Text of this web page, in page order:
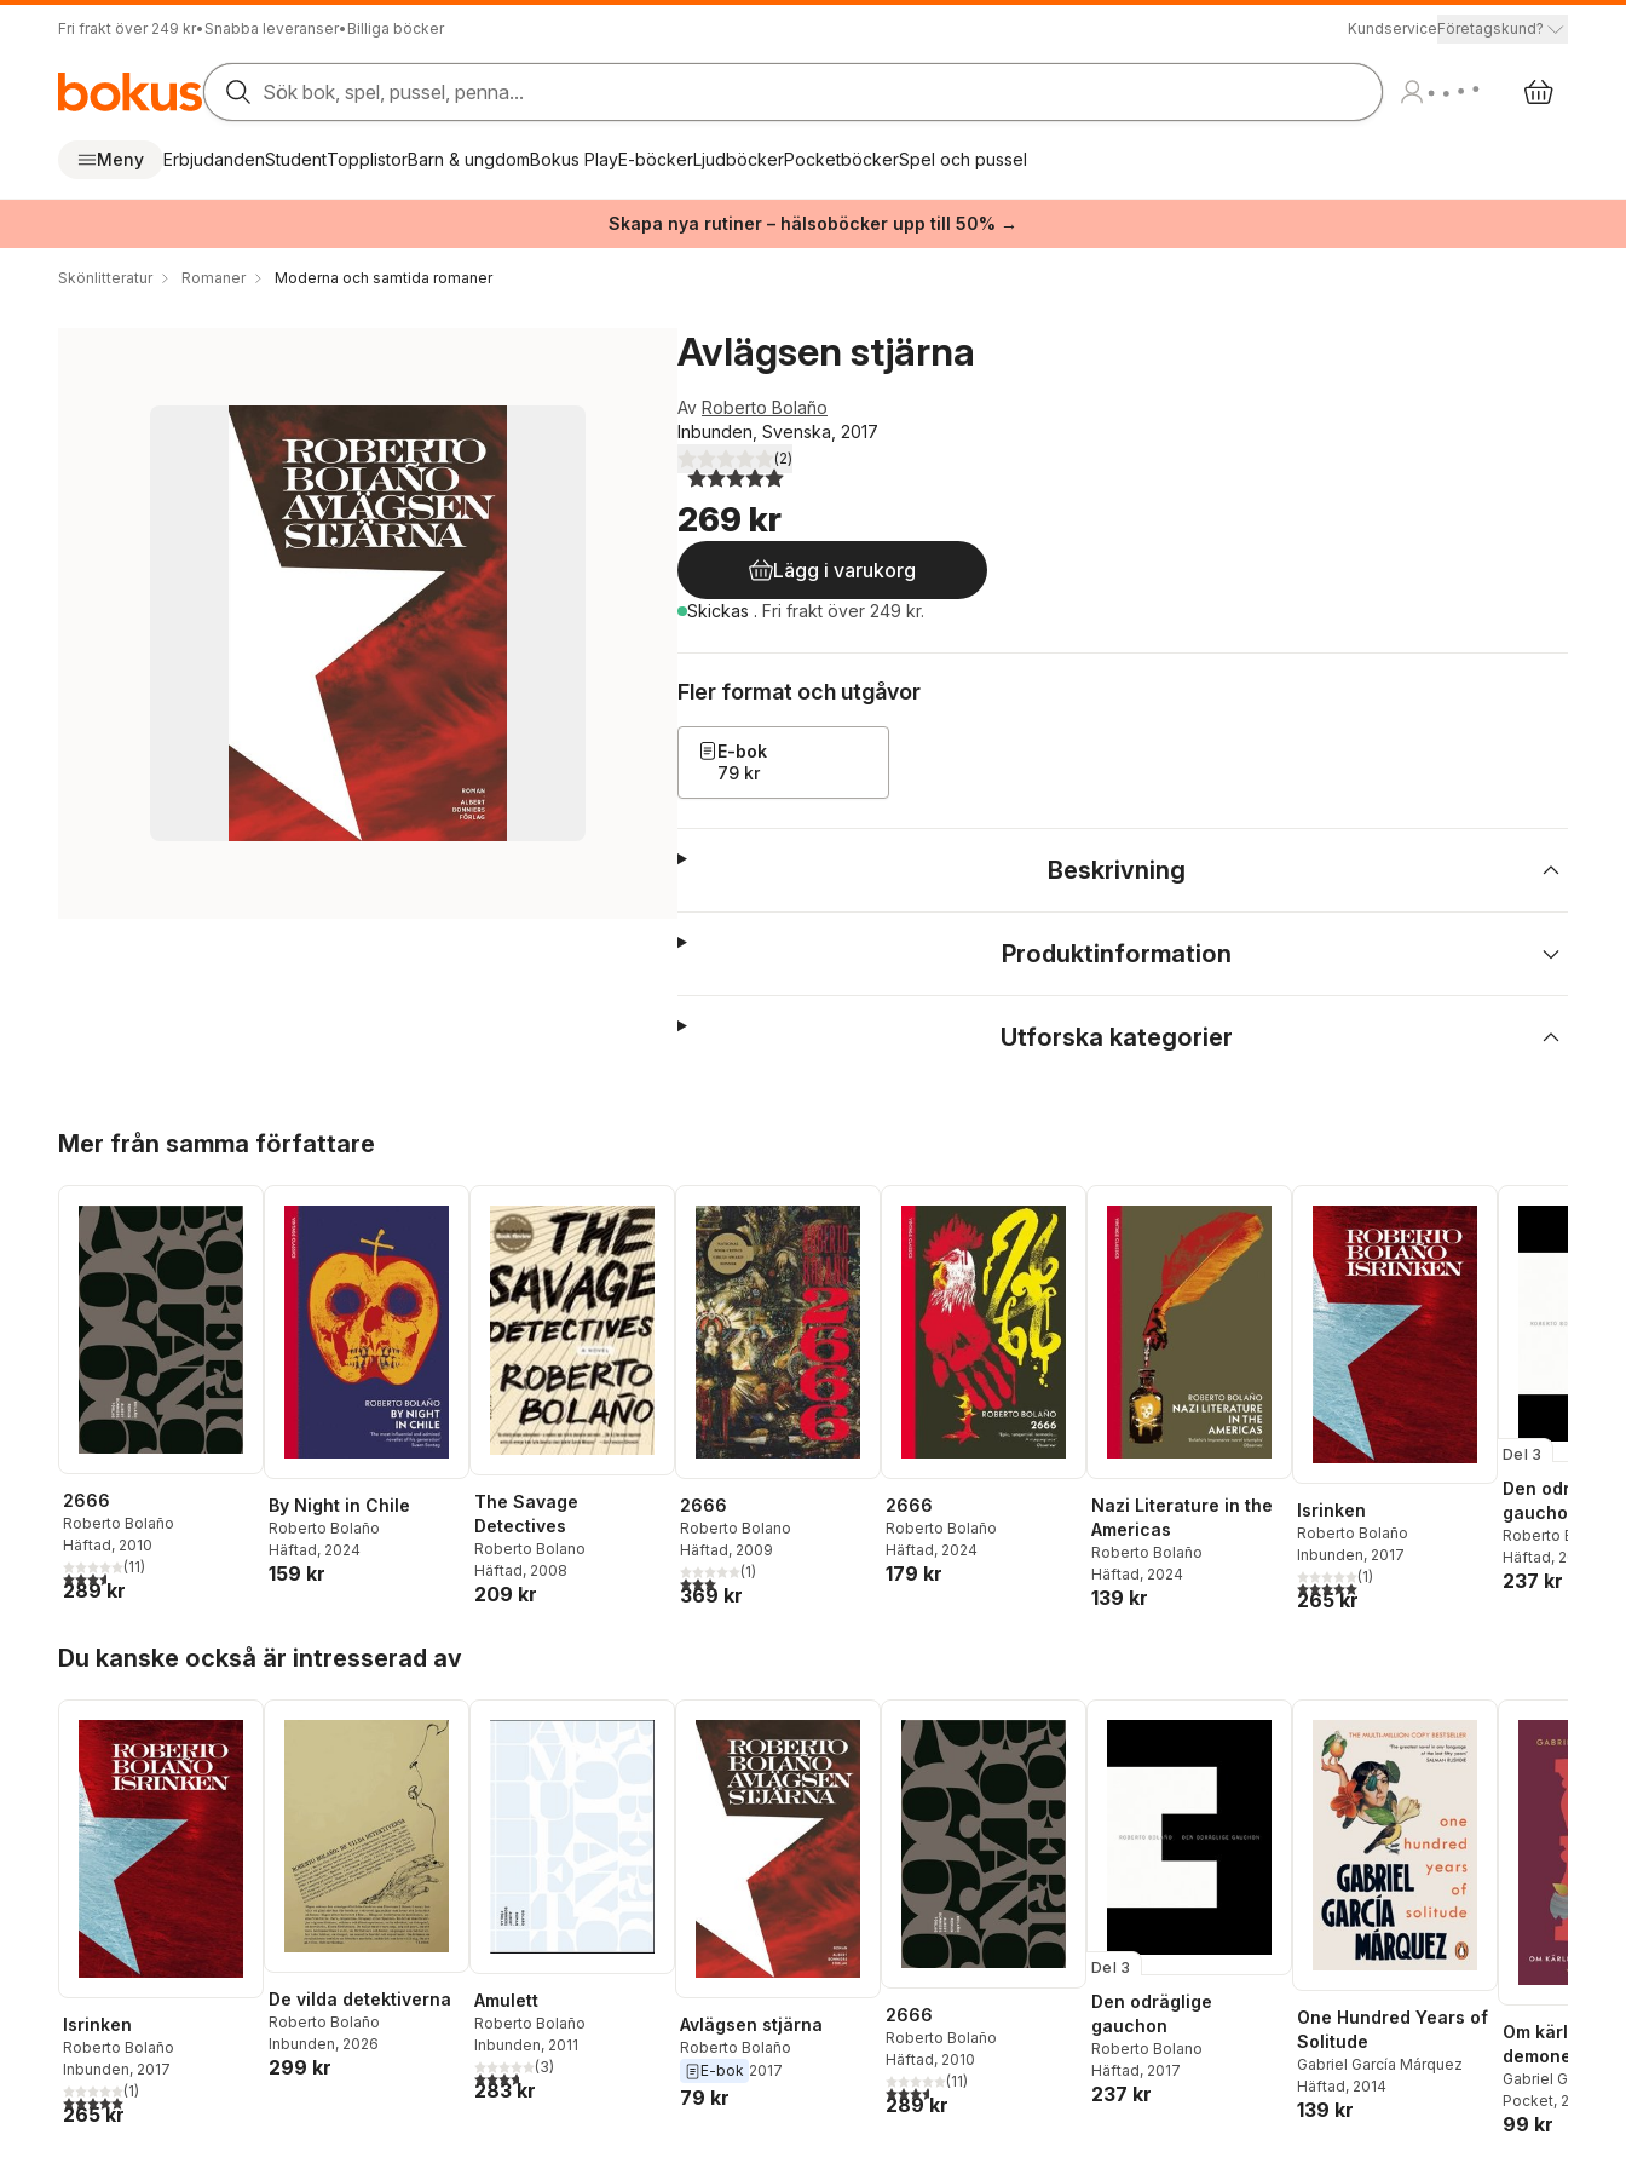
Fri frakt över 249 kr• Snabba leveranser• Billiga böcker KundserviceFöretagskund?
Sök bok, spel, pussel, penna...
Meny ErbjudandenStudentTopplistorBarn & ungdomBokus PlayE-böckerLjudböckerPocketböckerSpel och pussel
Skapa nya rutiner – hälsoböcker upp till 50% →
Skönlitteratur Romaner Moderna och samtida romaner
Avlägsen stjärna
Av Roberto Bolaño
Inbunden, Svenska, 2017
5,0utav 5 stjärnor. Totalt antal röster:
(2)
269 kr
Lägg i varukorg
Skickas . Fri frakt över 249 kr.
Fler format och utgåvor
E-bok
79 kr
Beskrivning
Produktinformation
Utforska kategorier
Mer från samma författare
2666
Roberto Bolaño
Häftad, 2010
3,6utav 5 stjärnor. Totalt antal röster:
(11)
289 kr
By Night in Chile
Roberto Bolaño
Häftad, 2024
159 kr
The Savage
Detectives
Roberto Bolano
Häftad, 2008
209 kr
2666
Roberto Bolano
Häftad, 2009
3,0utav 5 stjärnor. Totalt antal röster:
(1)
369 kr
2666
Roberto Bolaño
Häftad, 2024
179 kr
Nazi Literature in the
Americas
Roberto Bolaño
Häftad, 2024
139 kr
Isrinken
Roberto Bolaño
Inbunden, 2017
5,0utav 5 stjärnor. Totalt antal röster:
(1)
265 kr
Del 3
Den odräglige
gauchon
Roberto Bolano
Häftad, 2017
237 kr
Du kanske också är intresserad av
Isrinken
Roberto Bolaño
Inbunden, 2017
5,0utav 5 stjärnor. Totalt antal röster:
(1)
265 kr
De vilda detektiverna
Roberto Bolaño
Inbunden, 2026
299 kr
Amulett
Roberto Bolaño
Inbunden, 2011
3,7utav 5 stjärnor. Totalt antal röster:
(3)
283 kr
Avlägsen stjärna
Roberto Bolaño
E-bok 2017
79 kr
2666
Roberto Bolaño
Häftad, 2010
3,6utav 5 stjärnor. Totalt antal röster:
(11)
289 kr
Del 3
Den odräglige
gauchon
Roberto Bolano
Häftad, 2017
237 kr
One Hundred Years of
Solitude
Gabriel García Márquez
Häftad, 2014
139 kr
Om kärlek
demoner
Gabriel García
Pocket, 2024
99 kr